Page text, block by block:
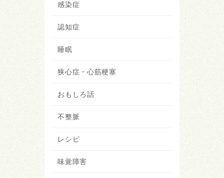
感染症
認知症
睡眠
狭心症・心筋梗塞
おもしろ話
不整脈
レシピ
味覚障害